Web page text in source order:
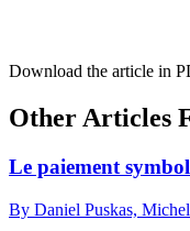
Download the article in
Other Articles
Le paiement
By Daniel Puskas,